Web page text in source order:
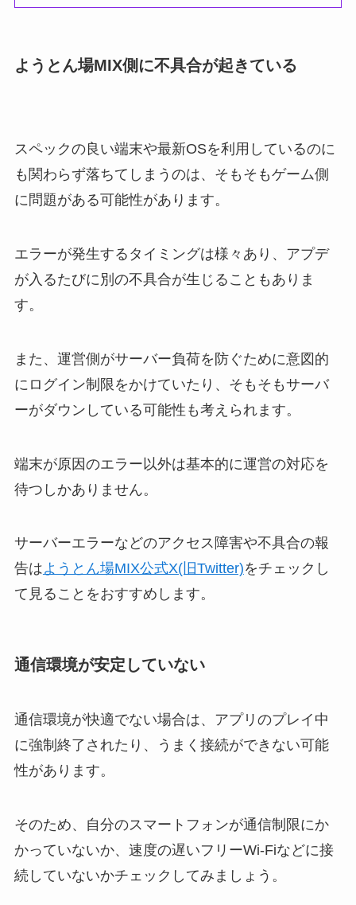
ようとん場MIX側に不具合が起きている
スペックの良い端末や最新OSを利用しているのに
も関わらず落ちてしまうのは、そもそもゲーム側
に問題がある可能性があります。
エラーが発生するタイミングは様々あり、アプデ
が入るたびに別の不具合が生じることもありま
す。
また、運営側がサーバー負荷を防ぐために意図的
にログイン制限をかけていたり、そもそもサーバ
ーがダウンしている可能性も考えられます。
端末が原因のエラー以外は基本的に運営の対応を
待つしかありません。
サーバーエラーなどのアクセス障害や不具合の報
告はようとん場MIX公式X(旧Twitter)をチェックし
て見ることをおすすめします。
通信環境が安定していない
通信環境が快適でない場合は、アプリのプレイ中
に強制終了されたり、うまく接続ができない可能
性があります。
そのため、自分のスマートフォンが通信制限にか
かっていないか、速度の遅いフリーWi-Fiなどに接
続していないかチェックしてみましょう。